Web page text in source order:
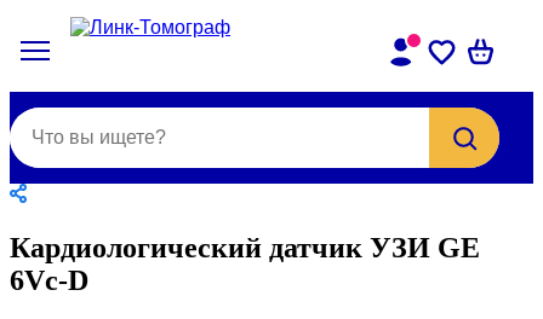
Кардиологический датчик УЗИ GE
6Vc-D